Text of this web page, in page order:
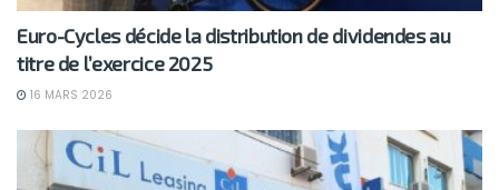
Euro-Cycles décide la distribution de dividendes au
titre de l’exercice 2025
16 MARS 2026